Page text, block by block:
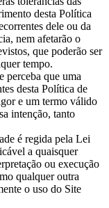
desta Política
dele ou da
nem afetarão o
que poderão ser
tempo.
perceba que uma
desta Política de
e um termo válido
intenção, tanto
é regida pela Lei
a quaisquer
ou execução
qualquer outra
o uso do Site